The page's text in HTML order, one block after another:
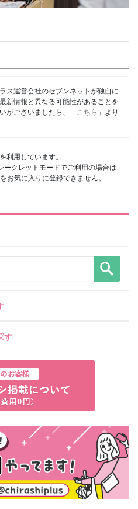
ス運営会社のセブンネットが独自に
新情報と異なる可能性があることを
がございましたら、「 こちら 」より
を利用しています。
ークレットモードでご利用の場合は
お気に入りに登録できません。
す